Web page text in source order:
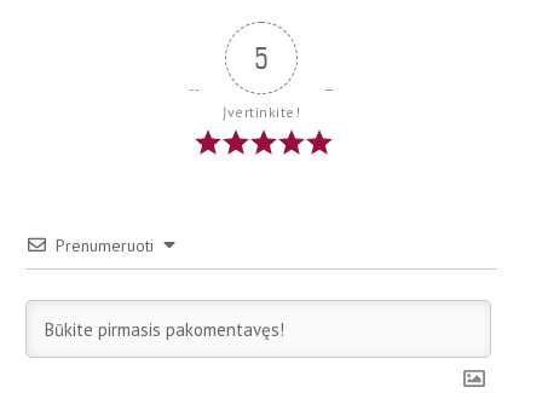
5
Įvertinkite!
Prenumeruoti